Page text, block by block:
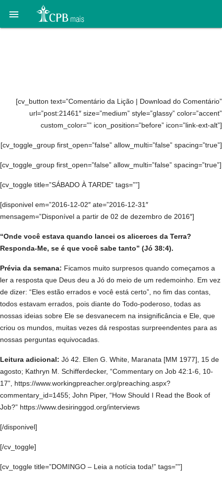

[cv_button text=”Comentário da Lição | Download do Comentário”
url=”post:21461″ size=”medium” style=”glassy” color=”accent”
custom_color=”” icon_position=”before” icon=”link-ext-alt”]
[cv_toggle_group first_open=”false” allow_multi=”false” spacing=”true”]
[cv_toggle_group first_open=”false” allow_multi=”false” spacing=”true”]
[cv_toggle title=”SÁBADO À TARDE” tags=””]
[disponivel em=”2016-12-02″ ate=”2016-12-31″
mensagem=”Disponível a partir de 02 de dezembro de 2016″]
“Onde você estava quando lancei os alicerces da Terra?
Responda-Me, se é que você sabe tanto” (Jó 38:4).
Prévia da semana: Ficamos muito surpresos quando começamos a
ler a resposta que Deus deu a Jó do meio de um redemoinho. Em vez
de dizer: “Eles estão errados e você está certo”, no fim das contas,
todos estavam errados, pois diante do Todo-poderoso, todas as
nossas ideias sobre Ele se desvanecem na insignificância e Ele, que
criou os mundos, muitas vezes dá respostas surpreendentes para as
nossas perguntas equivocadas.
Leitura adicional: Jó 42. Ellen G. White, Maranata [MM 1977], 15 de
agosto; Kathryn M. Schifferdecker, “Commentary on Job 42:1-6, 10-
17”, https://www.workingpreacher.org/preaching.aspx?
commentary_id=1455; John Piper, “How Should I Read the Book of
Job?” https://www.desiringgod.org/interviews
[/disponivel]
[/cv_toggle]
[cv_toggle title=”DOMINGO – Leia a notícia toda!” tags=””]